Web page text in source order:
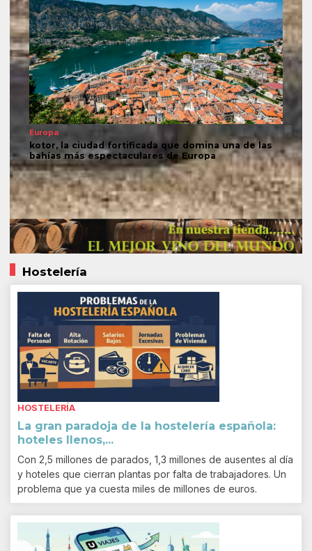
Europa
kotor, la ciudad fortificada que domina una de las
bahías más espectaculares de Europa
Hostelería
HOSTELERÍA
La gran paradoja de la hostelería española:
hoteles llenos,...
Con 2,5 millones de parados, 1,3 millones de ausentes al día
y hoteles que cierran plantas por falta de trabajadores. Un
problema que ya cuesta miles de millones de euros.